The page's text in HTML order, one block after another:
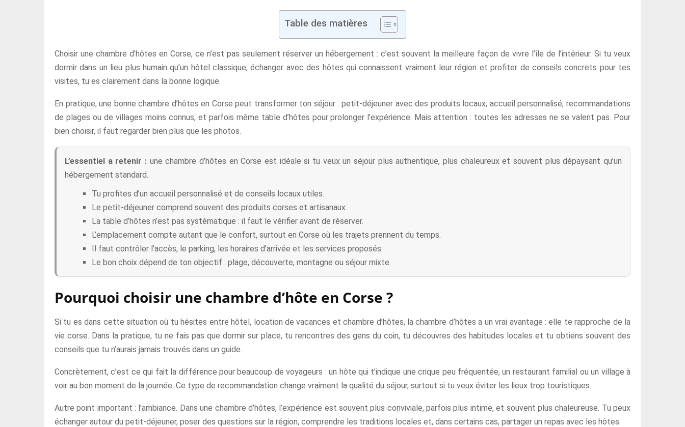
Table des matières
Choisir une chambre d’hôtes en Corse, ce n’est pas seulement réserver un hébergement : c’est souvent la meilleure façon de vivre l’île de l’intérieur. Si tu veux
dormir dans un lieu plus humain qu’un hôtel classique, échanger avec des hôtes qui connaissent vraiment leur région et profiter de conseils concrets pour tes
visites, tu es clairement dans la bonne logique.
En pratique, une bonne chambre d’hôtes en Corse peut transformer ton séjour : petit-déjeuner avec des produits locaux, accueil personnalisé, recommandations
de plages ou de villages moins connus, et parfois même table d’hôtes pour prolonger l’expérience. Mais attention : toutes les adresses ne se valent pas. Pour
bien choisir, il faut regarder bien plus que les photos.
L’essentiel a retenir : une chambre d’hôtes en Corse est idéale si tu veux un séjour plus authentique, plus chaleureux et souvent plus dépaysant qu’un
hébergement standard.
Tu profites d’un accueil personnalisé et de conseils locaux utiles.
Le petit-déjeuner comprend souvent des produits corses et artisanaux.
La table d’hôtes n’est pas systématique : il faut le vérifier avant de réserver.
L’emplacement compte autant que le confort, surtout en Corse où les trajets prennent du temps.
Il faut contrôler l’accès, le parking, les horaires d’arrivée et les services proposés.
Le bon choix dépend de ton objectif : plage, découverte, montagne ou séjour mixte.
Pourquoi choisir une chambre d’hôte en Corse ?
Si tu es dans cette situation où tu hésites entre hôtel, location de vacances et chambre d’hôtes, la chambre d’hôtes a un vrai avantage : elle te rapproche de la
vie corse. Dans la pratique, tu ne fais pas que dormir sur place, tu rencontres des gens du coin, tu découvres des habitudes locales et tu obtiens souvent des
conseils que tu n’aurais jamais trouvés dans un guide.
Concrètement, c’est ce qui fait la différence pour beaucoup de voyageurs : un hôte qui t’indique une crique peu fréquentée, un restaurant familial ou un village à
voir au bon moment de la journée. Ce type de recommandation change vraiment la qualité du séjour, surtout si tu veux éviter les lieux trop touristiques.
Autre point important : l’ambiance. Dans une chambre d’hôtes, l’expérience est souvent plus conviviale, parfois plus intime, et souvent plus chaleureuse. Tu peux
échanger autour du petit-déjeuner, poser des questions sur la région, comprendre les traditions locales et, dans certains cas, partager un repas avec les hôtes.